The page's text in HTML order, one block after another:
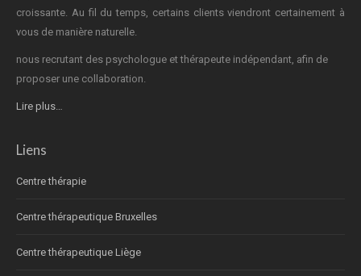
croissante. Au fil du temps, certains clients viendront certainement à
vous de manière naturelle.
nous recrutant des psychologue et thérapeute indépendant, afin de
proposer une collaboration.
Lire plus…
Liens
Centre thérapie
Centre thérapeutique Bruxelles
Centre thérapeutique Liège